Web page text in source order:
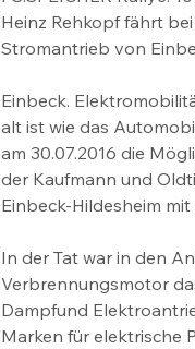
Heinz Rehkopf fährt
Stromantrieb von
Einbeck.
alt ist wie das
am 30.07.2016 die
der Kaufmann und
Einbeck-Hildesheim
In der Tat war in den
Verbrennungsmotor
Dampfund
Marken für elektrische